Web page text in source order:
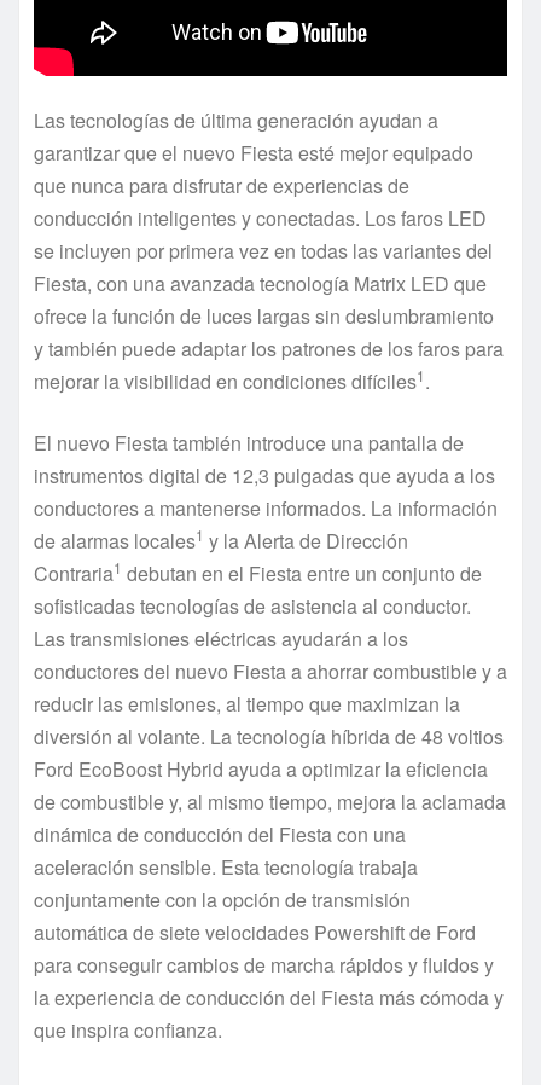
Las tecnologías de última generación ayudan a
garantizar que el nuevo Fiesta esté mejor equipado
que nunca para disfrutar de experiencias de
conducción inteligentes y conectadas. Los faros LED
se incluyen por primera vez en todas las variantes del
Fiesta, con una avanzada tecnología Matrix LED que
ofrece la función de luces largas sin deslumbramiento
y también puede adaptar los patrones de los faros para
mejorar la visibilidad en condiciones difíciles1 .
El nuevo Fiesta también introduce una pantalla de
instrumentos digital de 12,3 pulgadas que ayuda a los
conductores a mantenerse informados. La información
de alarmas locales1 y la Alerta de Dirección
Contraria1 debutan en el Fiesta entre un conjunto de
sofisticadas tecnologías de asistencia al conductor.
Las transmisiones eléctricas ayudarán a los
conductores del nuevo Fiesta a ahorrar combustible y a
reducir las emisiones, al tiempo que maximizan la
diversión al volante. La tecnología híbrida de 48 voltios
Ford EcoBoost Hybrid ayuda a optimizar la eficiencia
de combustible y, al mismo tiempo, mejora la aclamada
dinámica de conducción del Fiesta con una
aceleración sensible. Esta tecnología trabaja
conjuntamente con la opción de transmisión
automática de siete velocidades Powershift de Ford
para conseguir cambios de marcha rápidos y fluidos y
la experiencia de conducción del Fiesta más cómoda y
que inspira confianza.